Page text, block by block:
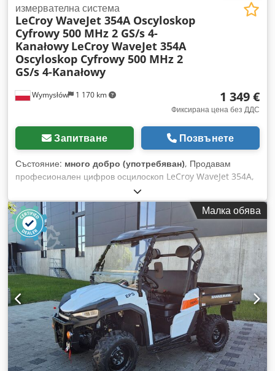
Wymysłów 1 170 km
измервателна система
LeCroy WaveJet 354A Oscyloskop
Cyfrowy 500 MHz 2 GS/s 4-
Kanałowy LeCroy WaveJet 354A
Oscyloskop Cyfrowy 500 MHz 2
GS/s 4-Kanałowy
1 349 €
Фиксирана цена без ДДС
Запитване Позвънете
Състояние: много добро (употребяван), Продавам
професионален цифров осцилоскоп LeCroy WaveJet 354A,
предназначен за лабораторни, сервизни и индустриални
приложения. Това е висококачествен измервателен уред с
честотна лента 500 MHz и честота на дискретизация 2
GS/s. Технически характеристики: • Производител: LeCroy •
Модел: WaveJet 354A • Честотна лента: 500 MHz • Честота
на дискретизация: 2 GS/s • 4 аналогови канала • USB порт •
Вградена транспортна дръжка • Захранване: 90–264 V AC,
47–63 Hz Състояние: • Използван, в добро визуално
състояние с нормални следи от употреба. • Устройството
се включва и работи правилно – дисплеят е в изправност,
което се вижда на снимките. Dkodszru Sijpfx Am Ssr
Малка обява